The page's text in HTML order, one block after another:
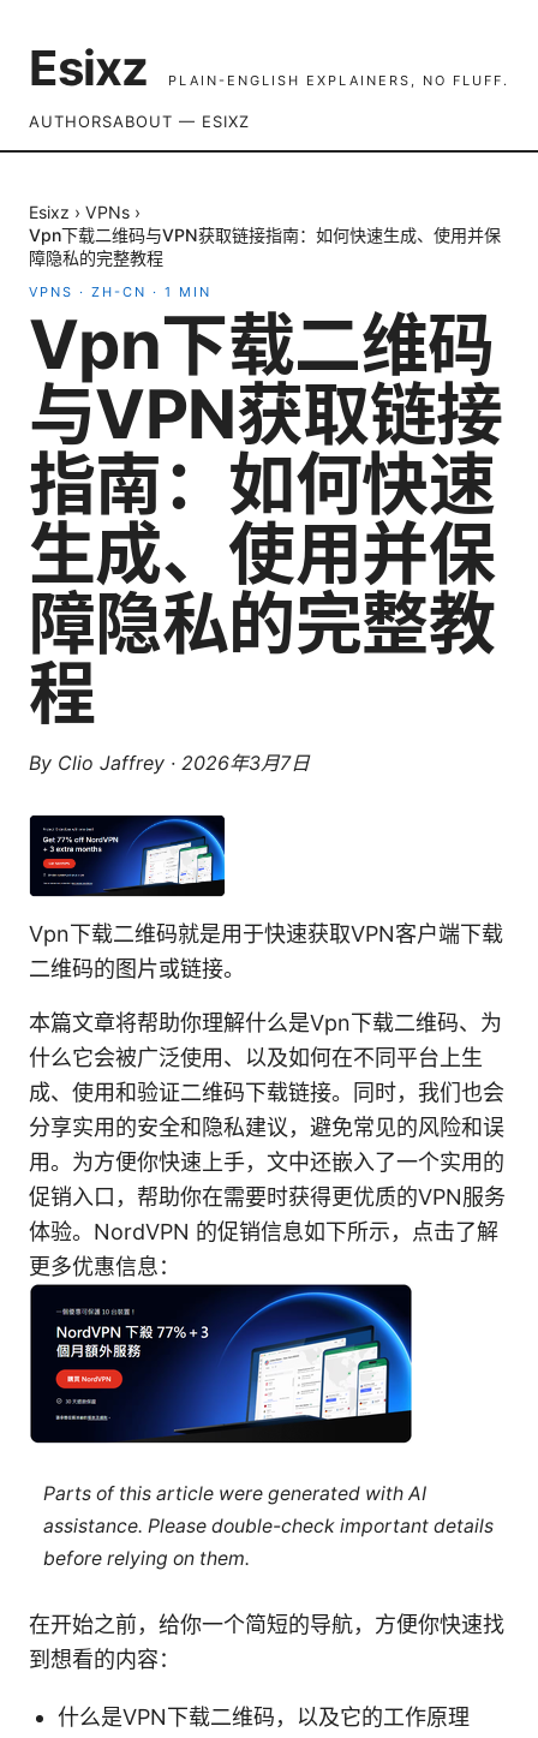
Esixz PLAIN-ENGLISH EXPLAINERS, NO FLUFF.
AUTHORSABOUT — ESIXZ
Esixz › VPNs ›
Vpn下载二维码与VPN获取链接指南：如何快速生成、使用并保
障隐私的完整教程
VPNS · ZH-CN · 1 MIN
Vpn下载二维码
与VPN获取链接
指南：如何快速
生成、使用并保
障隐私的完整教
程
By Clio Jaffrey · 2026年3月7日
Vpn下载二维码就是用于快速获取VPN客户端下载
二维码的图片或链接。
本篇文章将帮助你理解什么是Vpn下载二维码、为
什么它会被广泛使用、以及如何在不同平台上生
成、使用和验证二维码下载链接。同时，我们也会
分享实用的安全和隐私建议，避免常见的风险和误
用。为方便你快速上手，文中还嵌入了一个实用的
促销入口，帮助你在需要时获得更优质的VPN服务
体验。NordVPN 的促销信息如下所示，点击了解
更多优惠信息：
Parts of this article were generated with AI
assistance. Please double-check important details
before relying on them.
在开始之前，给你一个简短的导航，方便你快速找
到想看的内容：
什么是VPN下载二维码，以及它的工作原理